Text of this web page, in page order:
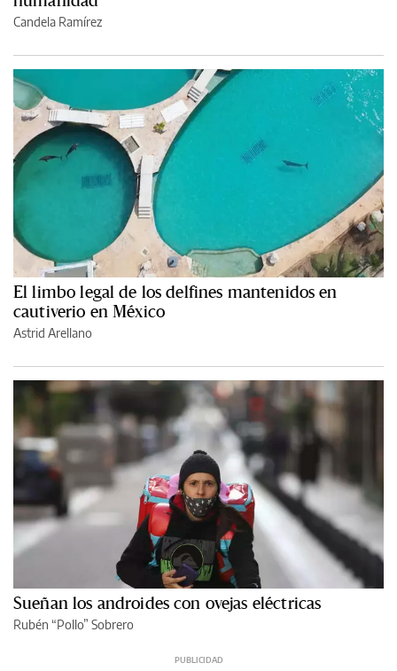
Candela Ramírez
El limbo legal de los delfines mantenidos en
cautiverio en México
Astrid Arellano
Sueñan los androides con ovejas eléctricas
Rubén “Pollo” Sobrero